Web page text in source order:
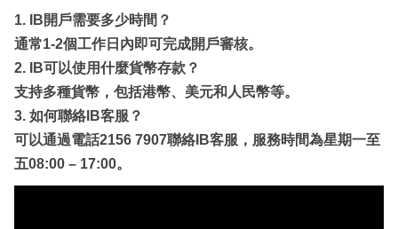
1. IB開戶需要多少時間？
通常1-2個工作日內即可完成開戶審核。
2. IB可以使用什麼貨幣存款？
支持多種貨幣，包括港幣、美元和人民幣等。
3. 如何聯絡IB客服？
可以通過電話2156 7907聯絡IB客服，服務時間為星期一至
五08:00 – 17:00。